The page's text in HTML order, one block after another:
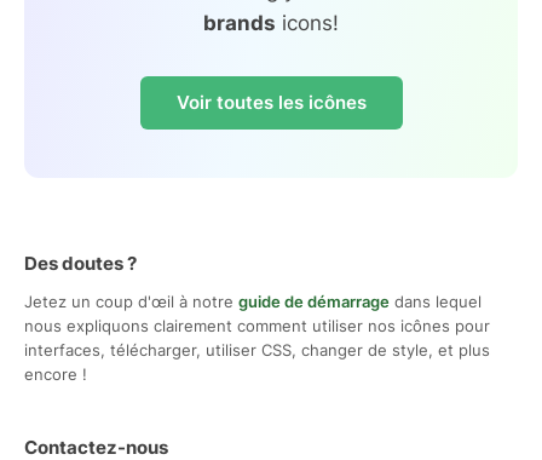
brands icons!
Voir toutes les icônes
Des doutes ?
Jetez un coup d'œil à notre guide de démarrage dans lequel
nous expliquons clairement comment utiliser nos icônes pour
interfaces, télécharger, utiliser CSS, changer de style, et plus
encore !
Contactez-nous